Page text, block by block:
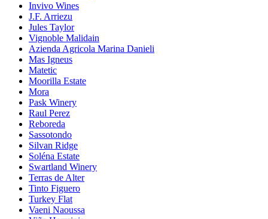
Invivo Wines
J.F. Arriezu
Jules Taylor
Vignoble Malidain
Azienda Agricola Marina Danieli
Mas Igneus
Matetic
Moorilla Estate
Mora
Pask Winery
Raul Perez
Reboreda
Sassotondo
Silvan Ridge
Soléna Estate
Swartland Winery
Terras de Alter
Tinto Figuero
Turkey Flat
Vaeni Naoussa